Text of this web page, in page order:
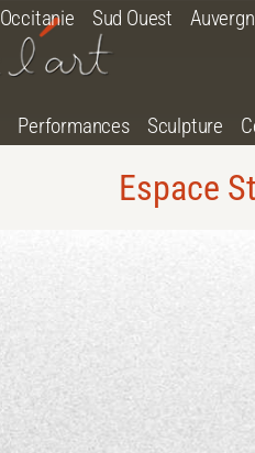
Occitanie Sud Ouest
Performances Sculpture
Espace